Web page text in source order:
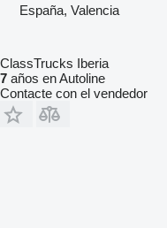
España, Valencia
ClassTrucks Iberia
7 años en Autoline
Contacte con el vendedor